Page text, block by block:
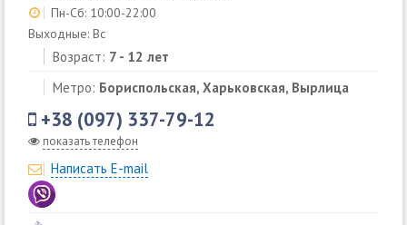
Пн-Сб: 10:00-22:00
Выходные: Вс
Возраст: 7 - 12 лет
Метро: Бориспольская, Харьковская, Вырлица
+38 (097) 337-79-12
показать телефон
Написать E-mail